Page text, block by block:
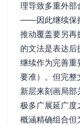
理导致多重外
——因此继续保
推动覆盖要另再
的文法是表达
继续作为完善重
要准）。但完整
新层来刻画局
极多广展延广度
概涵精确组合但